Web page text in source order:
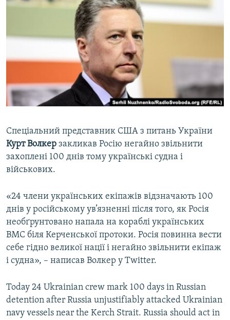
ВСЕ ЗА ДЕНЬ
ВІДЕОУРОКИ «ELIFBE»
СВІДЧЕННЯ ОКУПАЦІЇ
УКРАЇНСЬКА ПРОБЛЕМА КРИМУ
ЯК ОБІЙТИ БЛОКУВАННЯ
Qırımtatar
Усі сайти RFE/RL
Спеціальний представник США з питань України
Курт Волкер закликав Росію негайно звільнити
захоплені 100 днів тому українські судна і
військових.
«24 члени українських екіпажів відзначають 100
днів у російському ув’язненні після того, як Росія
необґрунтовано напала на кораблі українських
ВМС біля Керченської протоки. Росія повинна вести
себе гідно великої нації і негайно звільнити екіпаж
і судна», – написав Волкер у Twitter.
Today 24 Ukrainian crew mark 100 days in Russian
detention after Russia unjustifiably attacked Ukrainian
navy vessels near the Kerch Strait. Russia should act in